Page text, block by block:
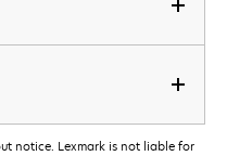
notice. Lexmark is not liable for